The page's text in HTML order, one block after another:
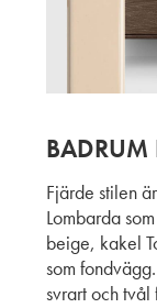
BADRUM
Fjärde stilen
Lombarda
beige, kakel
som
svrart och tvål